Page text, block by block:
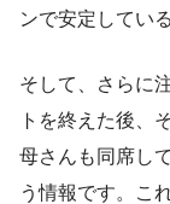
ンで安定してい
そして、さらに
トを終えた後、
母さんも同席し
う情報です。こ